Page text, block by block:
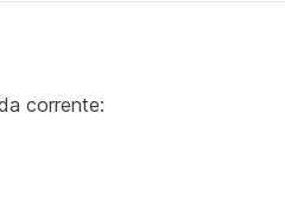
corrente: